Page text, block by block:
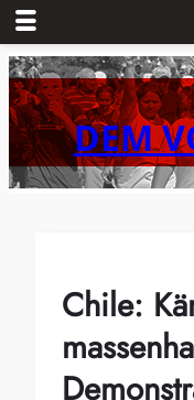
Zum
Inhalt
springenDEM
Chile: